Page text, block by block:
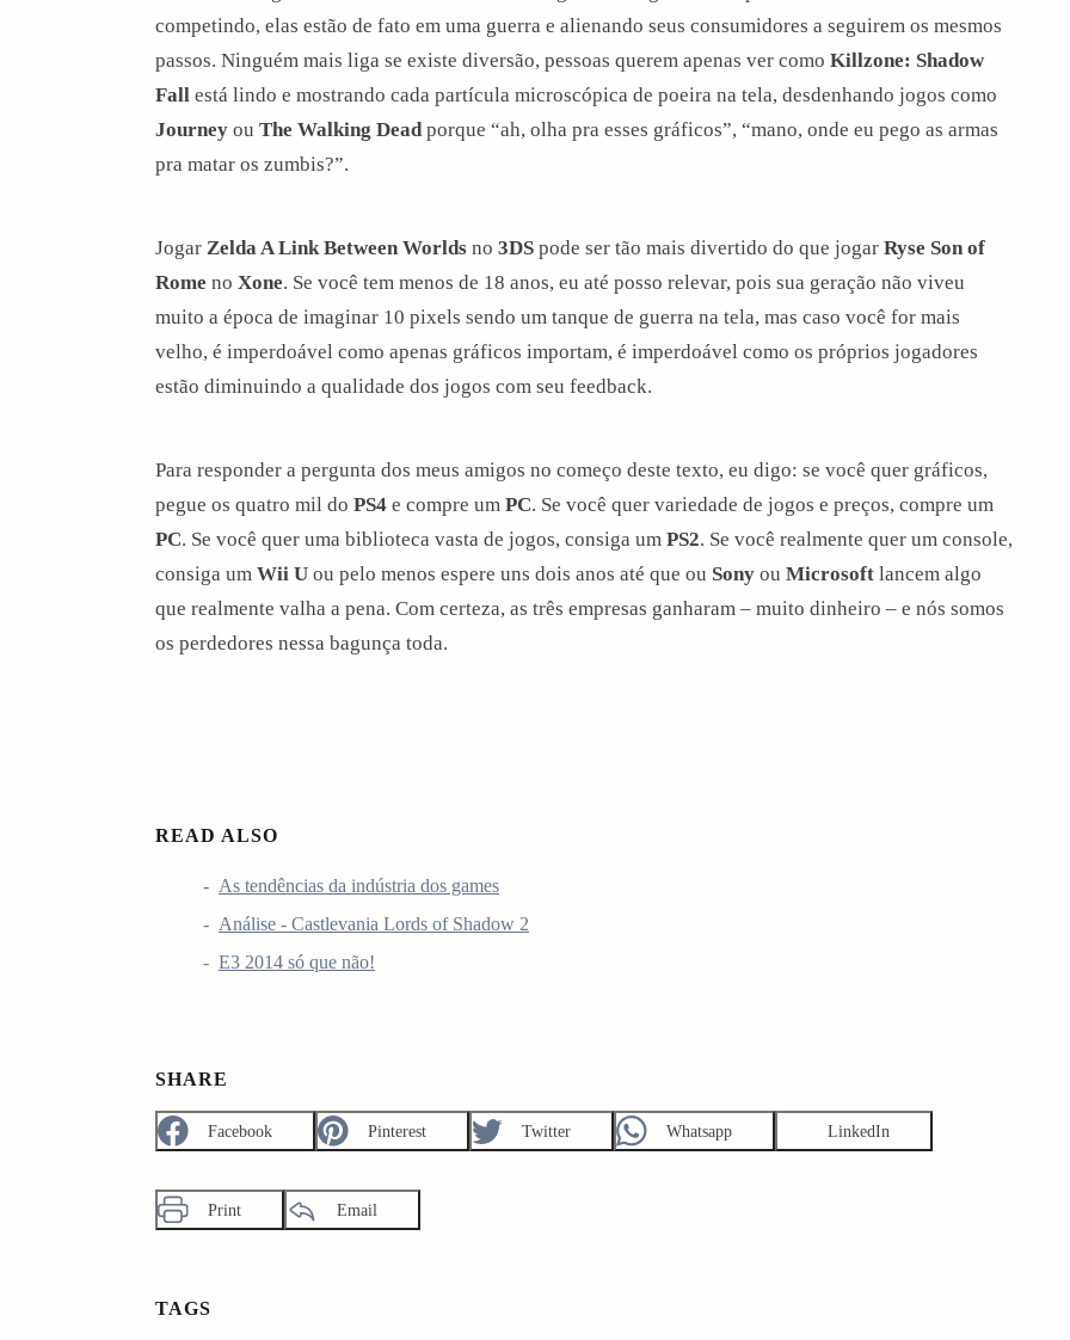
competindo, elas estão de fato em uma guerra e alienando seus consumidores a seguirem os mesmos
passos. Ninguém mais liga se existe diversão, pessoas querem apenas ver como Killzone: Shadow
Fall está lindo e mostrando cada partícula microscópica de poeira na tela, desdenhando jogos como
Journey ou The Walking Dead porque “ah, olha pra esses gráficos”, “mano, onde eu pego as armas
pra matar os zumbis?”.
Jogar Zelda A Link Between Worlds no 3DS pode ser tão mais divertido do que jogar Ryse Son of
Rome no Xone. Se você tem menos de 18 anos, eu até posso relevar, pois sua geração não viveu
muito a época de imaginar 10 pixels sendo um tanque de guerra na tela, mas caso você for mais
velho, é imperdoável como apenas gráficos importam, é imperdoável como os próprios jogadores
estão diminuindo a qualidade dos jogos com seu feedback.
Para responder a pergunta dos meus amigos no começo deste texto, eu digo: se você quer gráficos,
pegue os quatro mil do PS4 e compre um PC. Se você quer variedade de jogos e preços, compre um
PC. Se você quer uma biblioteca vasta de jogos, consiga um PS2. Se você realmente quer um console,
consiga um Wii U ou pelo menos espere uns dois anos até que ou Sony ou Microsoft lancem algo
que realmente valha a pena. Com certeza, as três empresas ganharam – muito dinheiro – e nós somos
os perdedores nessa bagunça toda.
READ ALSO
As tendências da indústria dos games
Análise - Castlevania Lords of Shadow 2
E3 2014 só que não!
SHARE
Facebook Pinterest Twitter Whatsapp LinkedIn
Print Email
TAGS